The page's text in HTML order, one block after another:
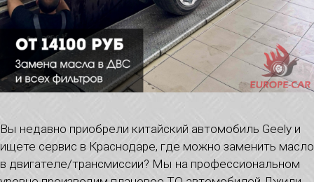
Вы недавно приобрели китайский автомобиль Geely и
ищете сервис в Краснодаре, где можно заменить масло
в двигателе/трансмиссии? Мы на профессиональном